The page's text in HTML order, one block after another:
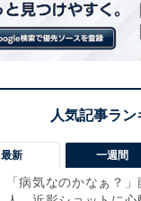
最新 一週間
「病気なのかなぁ？